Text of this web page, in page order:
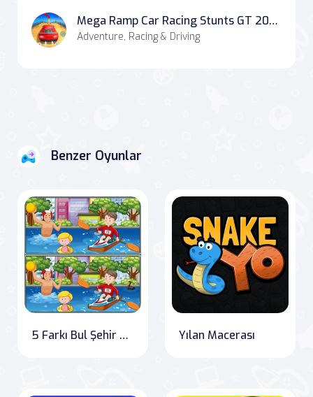
Mega Ramp Car Racing Stunts GT 2020
Adventure, Racing & Driving
Benzer Oyunlar
5 Farkı Bul Şehir Yaşamı Yılan Macerası